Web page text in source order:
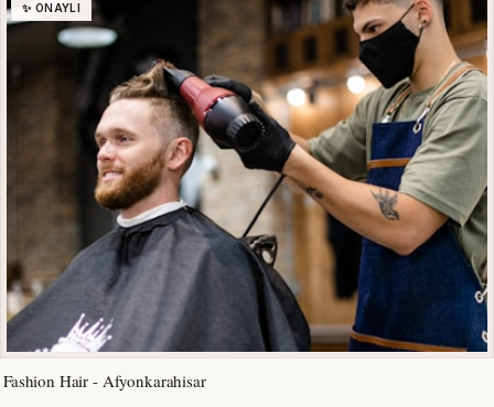
✨ ONAYLI
Fashion Hair - Afyonkarahisar